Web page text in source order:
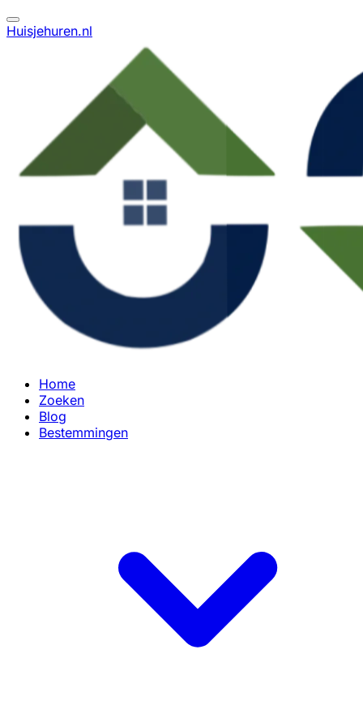
Huisjehuren.nl
Home
Zoeken
Blog
Bestemmingen